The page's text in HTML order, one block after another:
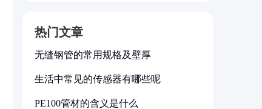
热门文章
无缝钢管的常用规格及壁厚
生活中常见的传感器有哪些呢
PE100管材的含义是什么